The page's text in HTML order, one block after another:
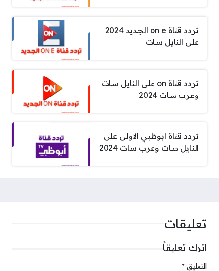
تردد قناة on e الجديد 2024
على النايل سات
تردد قناة on على النايل سات
وعرب سات 2024
تردد قناة ابوظبي الاولى على
النايل سات وعرب سات 2024
تعليقات
اترك تعليقاً
التعليق *